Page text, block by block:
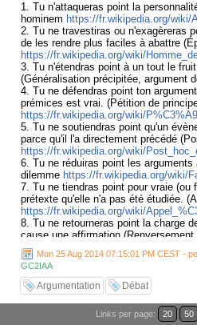
1. Tu n'attaqueras point la
hominem https://fr.wikipedia.org/wiki/
2. Tu ne travestiras ou n'exagèreras
de les rendre plus faciles à abattre
https://fr.wikipedia.org/wiki/
3. Tu n'étendras point à un tout le
(Généralisation précipitée, argument
4. Tu ne défendras point ton
prémices est vrai. (Pétition de
https://fr.wikipedia.org/wiki/
5. Tu ne soutiendras point qu'un
parce qu'il l'a directement précédé
https://fr.wikipedia.org/wiki/
6. Tu ne réduiras point les
dilemme https://fr.wikipedia.org/wiki/
7. Tu ne tiendras point pour vraie (ou
prétexte qu'elle n'a pas été étudiée.
https://fr.wikipedia.org/wiki/
8. Tu ne retourneras point la charge
cause une affirmation
https://fr.wikipedia.org/wiki/
9. Tu ne présupposeras point que A
pas de connexion logique entre les
https://fr.wikipedia.org/wiki/
10. Tu n'affirmeras point qu'un
donc dans la vérité (Ad populum
https://fr.wikipedia.org/wiki/
Mon 25 Aug 2014 07:15:01 PM CEST -
GC2IAA
Argumentation Débat
Links per page: 20 50